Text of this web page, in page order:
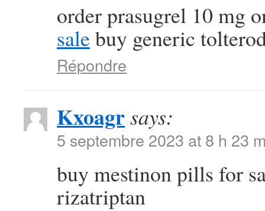
order prasugrel 10 mg
sale buy generic
Répondre
Kxoagrsays:
5 septembre 2023 at 8 h 23
buy mestinon pills for
rizatriptan